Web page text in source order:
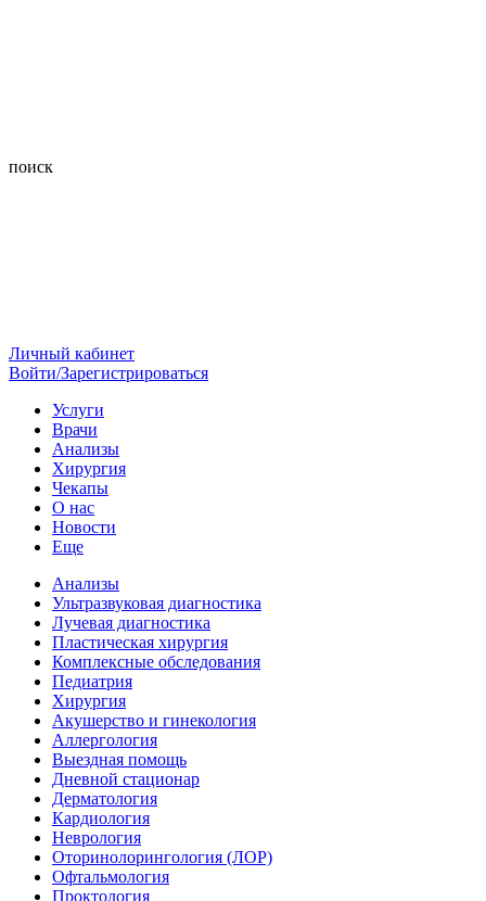
поиск
Личный кабинет
Войти/Зарегистрироваться
Услуги
Врачи
Анализы
Хирургия
Чекапы
О нас
Новости
Еще
Анализы
Ультразвуковая диагностика
Лучевая диагностика
Пластическая хирургия
Комплексные обследования
Педиатрия
Хирургия
Акушерство и гинекология
Аллергология
Выездная помощь
Дневной стационар
Дерматология
Кардиология
Неврология
Оторинолорингология (ЛОР)
Офтальмология
Проктология